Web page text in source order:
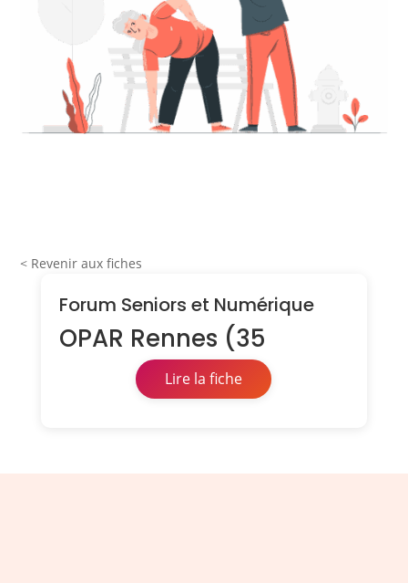
< Revenir aux fiches
Forum Seniors et Numérique
OPAR Rennes (35
Lire la fiche